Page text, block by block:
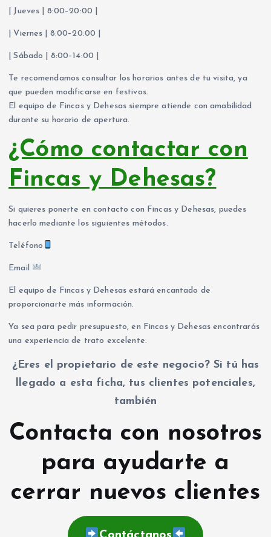
| Jueves | 8:00–20:00 |
| Viernes | 8:00–20:00 |
| Sábado | 8:00–14:00 |
Te recomendamos consultar los horarios antes de tu visita, ya
que pueden modificarse en festivos.
El equipo de Fincas y Dehesas siempre atiende con amabilidad
durante su horario de apertura.
¿Cómo contactar con
Fincas y Dehesas?
Si quieres ponerte en contacto con Fincas y Dehesas, puedes
hacerlo mediante los siguientes métodos.
Teléfono
Email
El equipo de Fincas y Dehesas estará encantado de
proporcionarte más información.
Ya sea para pedir presupuesto, en Fincas y Dehesas encontrarás
una experiencia de trato excelente.
¿Eres el propietario de este negocio? Si tú has
llegado a esta ficha, tus clientes potenciales,
también
Contacta con nosotros
para ayudarte a
cerrar nuevos clientes